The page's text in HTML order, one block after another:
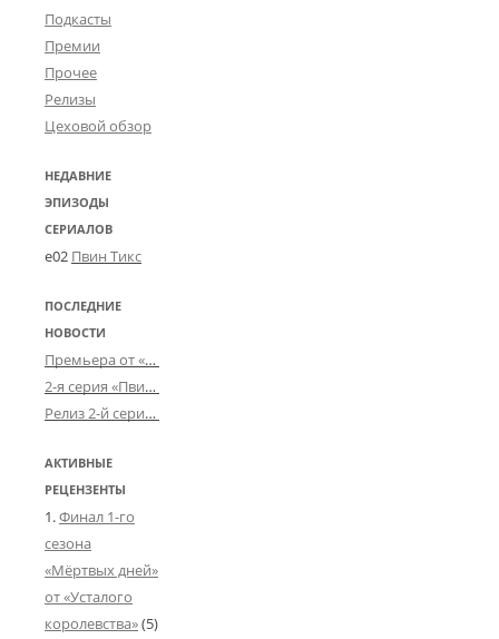
Подкасты
Премии
Прочее
Релизы
Цеховой обзор
НЕДАВНИЕ
ЭПИЗОДЫ
СЕРИАЛОВ
e02 Пвин Тикс
ПОСЛЕДНИЕ
НОВОСТИ
Премьера от «Усталого королевства»: «Игорь начал»
2-я серия «Пвин Тикса» от 2-D
Релиз 2-й серии «БДСМ-людей» от «Аркада Фильм»
АКТИВНЫЕ
РЕЦЕНЗЕНТЫ
Финал 1-го
сезона
«Мёртвых дней»
от «Усталого
королевства»(5)